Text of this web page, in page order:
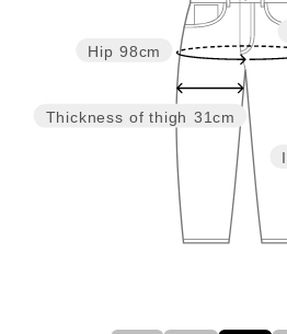
Thickness of thigh 31cm
Hip 98cm